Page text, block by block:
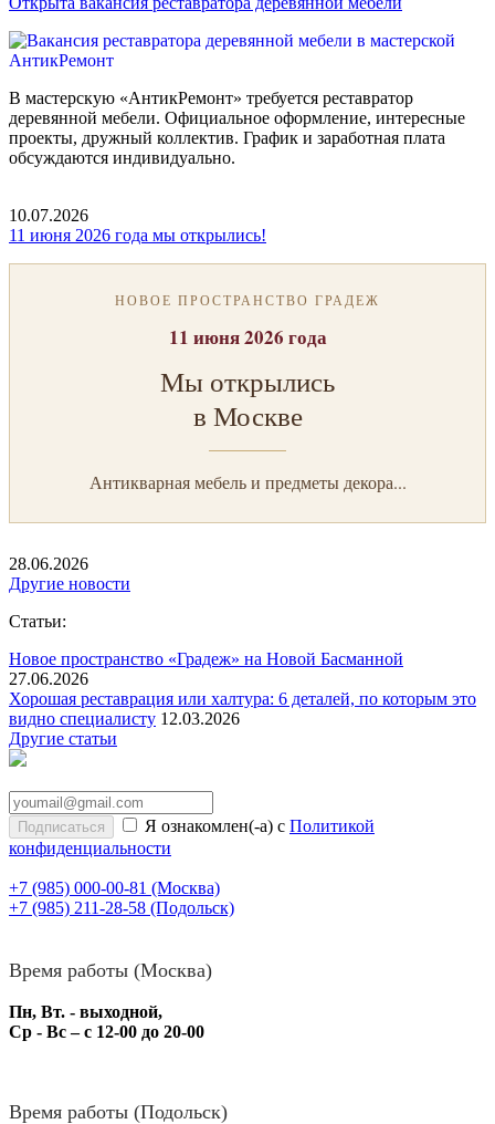
В мастерскую «АнтикРемонт» требуется реставратор
деревянной мебели. Официальное оформление, интересные
проекты, дружный коллектив. График и заработная плата
обсуждаются индивидуально.
10.07.2026
11 июня 2026 года мы открылись!
НОВОЕ ПРОСТРАНСТВО ГРАДЕЖ
11 июня 2026 года
Мы открылись
в Москве
Антикварная мебель и предметы декора...
28.06.2026
Другие новости
Статьи:
Новое пространство «Градеж» на Новой Басманной
27.06.2026
Хорошая реставрация или халтура: 6 деталей, по которым это
видно специалисту 12.03.2026
Другие статьи
Я ознакомлен(-а) с Политикой
конфиденциальности
+7 (985) 000-00-81 (Москва)
+7 (985) 211-28-58 (Подольск)
Время работы (Москва)
Пн, Вт. - выходной,
Ср - Вс – с 12-00 до 20-00
Время работы (Подольск)